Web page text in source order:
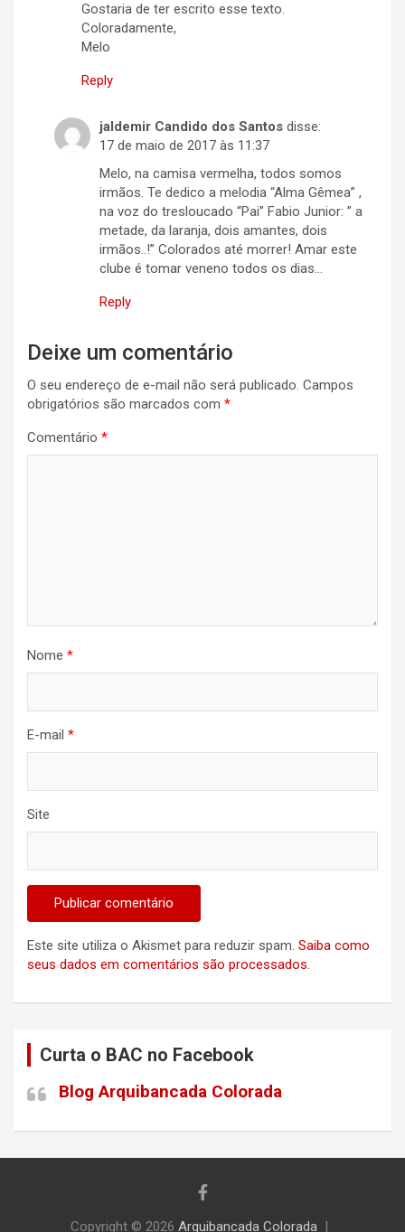
Gostaria de ter escrito esse texto.
Coloradamente,
Melo
Reply
jaldemir Candido dos Santos disse:
17 de maio de 2017 às 11:37
Melo, na camisa vermelha, todos somos
irmãos. Te dedico a melodia “Alma Gêmea” ,
na voz do tresloucado “Pai” Fabio Junior: ” a
metade, da laranja, dois amantes, dois
irmãos..!” Colorados até morrer! Amar este
clube é tomar veneno todos os dias…
Reply
Deixe um comentário
O seu endereço de e-mail não será publicado. Campos
obrigatórios são marcados com *
Comentário *
Nome *
E-mail *
Site
Este site utiliza o Akismet para reduzir spam. Saiba como
seus dados em comentários são processados.
Curta o BAC no Facebook
Blog Arquibancada Colorada
Copyright © 2026 Arquibancada Colorada